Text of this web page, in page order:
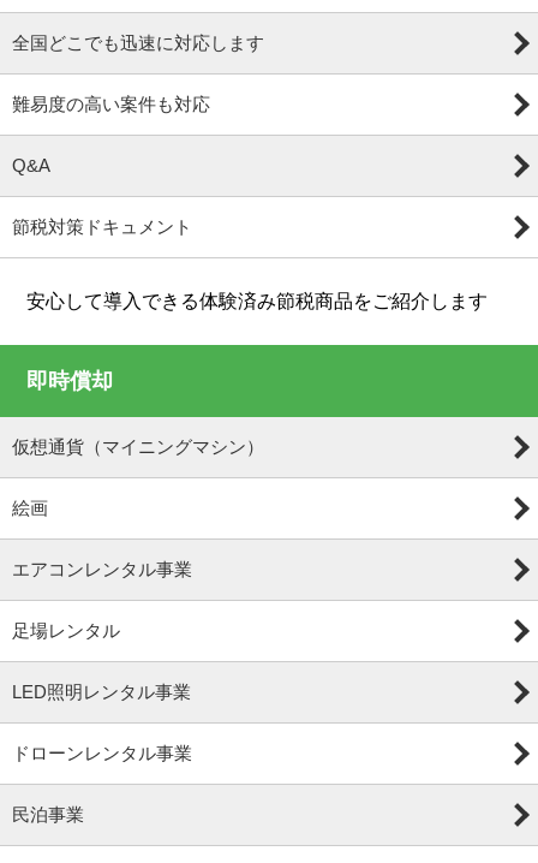
全国どこでも迅速に対応します
難易度の高い案件も対応
Q&A
節税対策ドキュメント
安心して導入できる体験済み節税商品をご紹介します
即時償却
仮想通貨（マイニングマシン）
絵画
エアコンレンタル事業
足場レンタル
LED照明レンタル事業
ドローンレンタル事業
民泊事業